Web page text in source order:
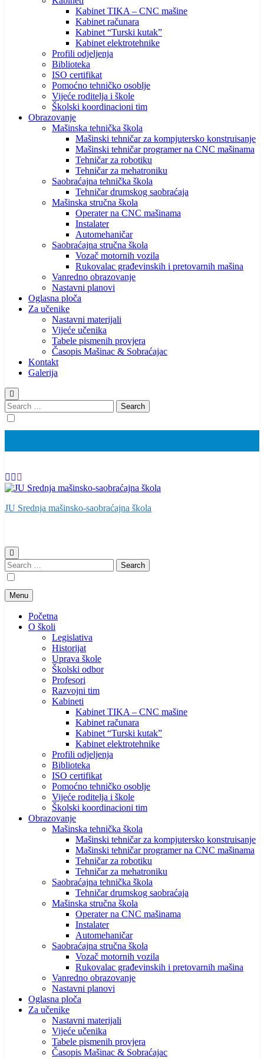
Kabinet TIKA – CNC mašine
Kabinet računara
Kabinet “Turski kutak”
Kabinet elektrotehnike
Profili odjeljenja
Biblioteka
ISO certifikat
Pomoćno tehničko osoblje
Vijeće roditelja i škole
Školski koordinacioni tim
Obrazovanje
Mašinska tehnička škola
Mašinski tehničar za kompjutersko konstruisanje
Mašinski tehničar programer na CNC mašinama
Tehničar za robotiku
Tehničar za mehatroniku
Saobraćajna tehnička škola
Tehničar drumskog saobraćaja
Mašinska stručna škola
Operater na CNC mašinama
Instalater
Automehaničar
Saobraćajna stručna škola
Vozač motornih vozila
Rukovalac građevinskih i pretovarnih mašina
Vanredno obrazovanje
Nastavni planovi
Oglasna ploča
Za učenike
Nastavni materijali
Vijeće učenika
Tabele pismenih provjera
Časopis Mašinac & Sobraćajac
Kontakt
Galerija
Search
for:
JU Srednja mašinsko-saobraćajna škola
Search
for:
Menu
Početna
O školi
Legislativa
Historijat
Uprava škole
Školski odbor
Profesori
Razvojni tim
Kabineti
Kabinet TIKA – CNC mašine
Kabinet računara
Kabinet “Turski kutak”
Kabinet elektrotehnike
Profili odjeljenja
Biblioteka
ISO certifikat
Pomoćno tehničko osoblje
Vijeće roditelja i škole
Školski koordinacioni tim
Obrazovanje
Mašinska tehnička škola
Mašinski tehničar za kompjutersko konstruisanje
Mašinski tehničar programer na CNC mašinama
Tehničar za robotiku
Tehničar za mehatroniku
Saobraćajna tehnička škola
Tehničar drumskog saobraćaja
Mašinska stručna škola
Operater na CNC mašinama
Instalater
Automehaničar
Saobraćajna stručna škola
Vozač motornih vozila
Rukovalac građevinskih i pretovarnih mašina
Vanredno obrazovanje
Nastavni planovi
Oglasna ploča
Za učenike
Nastavni materijali
Vijeće učenika
Tabele pismenih provjera
Časopis Mašinac & Sobraćajac